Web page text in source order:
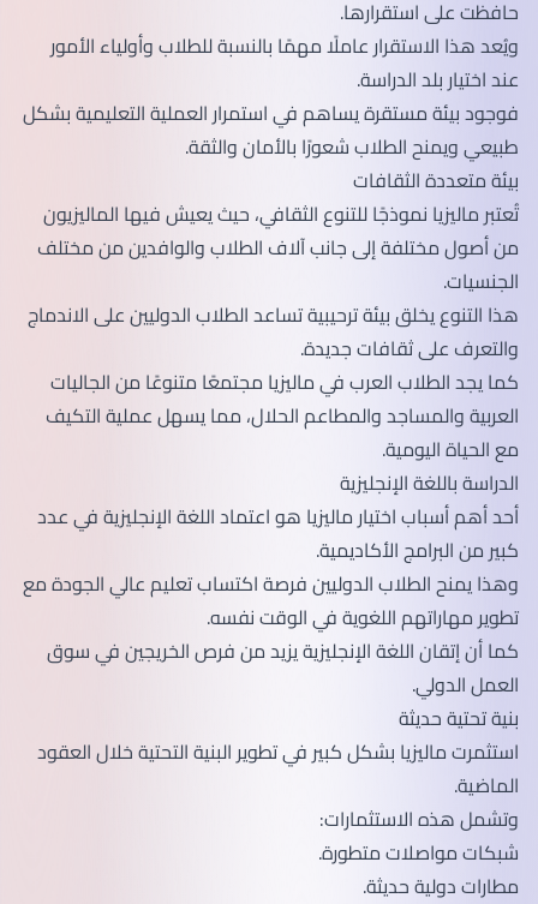
حافظت على استقرارها.
ويُعد هذا الاستقرار عاملًا مهمًا بالنسبة للطلاب وأولياء الأمور
عند اختيار بلد الدراسة.
فوجود بيئة مستقرة يساهم في استمرار العملية التعليمية بشكل
طبيعي ويمنح الطلاب شعورًا بالأمان والثقة.
بيئة متعددة الثقافات
تُعتبر ماليزيا نموذجًا للتنوع الثقافي، حيث يعيش فيها الماليزيون
من أصول مختلفة إلى جانب آلاف الطلاب والوافدين من مختلف
الجنسيات.
هذا التنوع يخلق بيئة ترحيبية تساعد الطلاب الدوليين على الاندماج
والتعرف على ثقافات جديدة.
كما يجد الطلاب العرب في ماليزيا مجتمعًا متنوعًا من الجاليات
العربية والمساجد والمطاعم الحلال، مما يسهل عملية التكيف
مع الحياة اليومية.
الدراسة باللغة الإنجليزية
أحد أهم أسباب اختيار ماليزيا هو اعتماد اللغة الإنجليزية في عدد
كبير من البرامج الأكاديمية.
وهذا يمنح الطلاب الدوليين فرصة اكتساب تعليم عالي الجودة مع
تطوير مهاراتهم اللغوية في الوقت نفسه.
كما أن إتقان اللغة الإنجليزية يزيد من فرص الخريجين في سوق
العمل الدولي.
بنية تحتية حديثة
استثمرت ماليزيا بشكل كبير في تطوير البنية التحتية خلال العقود
الماضية.
وتشمل هذه الاستثمارات:
شبكات مواصلات متطورة.
مطارات دولية حديثة.